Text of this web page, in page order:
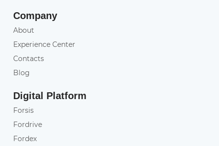
Company
About
Experience Center
Contacts
Blog
Digital Platform
Forsis
Fordrive
Fordex